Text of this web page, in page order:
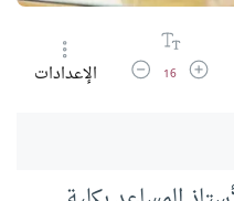
زيادة حجم الخط
16 تقليل حجم الخط
الإعدادات